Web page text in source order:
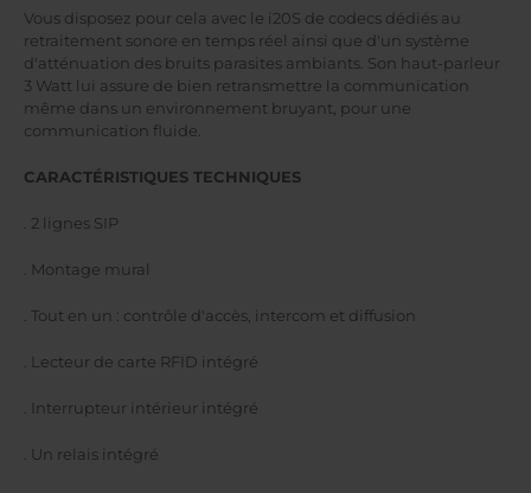
Vous disposez pour cela avec le i20S de codecs dédiés au
retraitement sonore en temps réel ainsi que d'un système
d'atténuation des bruits parasites ambiants. Son haut-parleur
3 Watt lui assure de bien retransmettre la communication
même dans un environnement bruyant, pour une
communication fluide.
CARACTÉRISTIQUES TECHNIQUES
. 2 lignes SIP
. Montage mural
. Tout en un : contrôle d'accès, intercom et diffusion
. Lecteur de carte RFID intégré
. Interrupteur intérieur intégré
. Un relais intégré